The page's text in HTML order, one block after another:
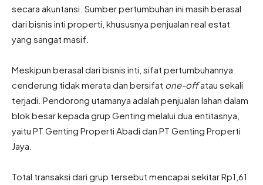
secara akuntansi. Sumber pertumbuhan ini masih berasal
dari bisnis inti properti, khususnya penjualan real estat
yang sangat masif.
Meskipun berasal dari bisnis inti, sifat pertumbuhannya
cenderung tidak merata dan bersifat one-offatau sekali
terjadi. Pendorong utamanya adalah penjualan lahan dalam
blok besar kepada grup Genting melalui dua entitasnya,
yaitu PT Genting Properti Abadi dan PT Genting Properti
Jaya.
Total transaksi dari grup tersebut mencapai sekitar Rp1,61